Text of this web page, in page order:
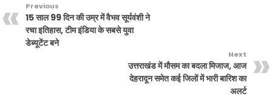
Previous
15 साल 99 दिन की उम्र में वैभव सूर्यवंशी ने
रचा इतिहास, टीम इंडिया के सबसे युवा
डेब्यूटेंट बने
Next
उत्तराखंड में मौसम का बदला मिजाज, आज
देहरादून समेत कई जिलों में भारी बारिश का
अलर्ट